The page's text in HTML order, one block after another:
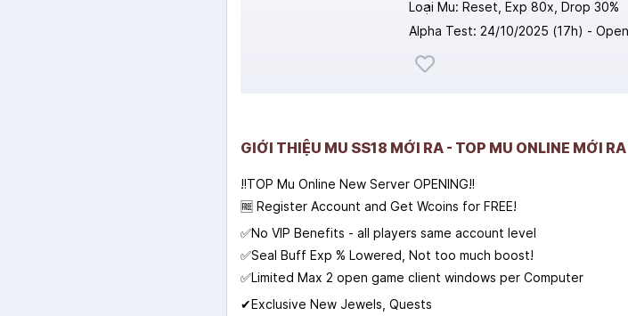
Loại Mu: Reset, Exp 80x, Drop 30%
Alpha Test: 24/10/2025 (17h) -
GIỚI THIỆU MU SS18 MỚI RA - TOP MU ONLINE MỚI
‼TOP Mu Online New Server OPENING‼
🆓 Register Account and Get Wcoins for FREE!
✅No VIP Benefits - all players same account level
✅Seal Buff Exp % Lowered, Not too much boost!
✅Limited Max 2 open game client windows per Computer
✔Exclusive New Jewels, Quests